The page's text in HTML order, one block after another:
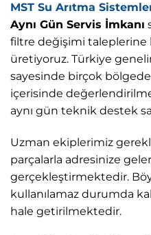
MST Su Arıtma
Aynı Gün Servis İmkanı
filtre değişimi taleplerine
üretiyoruz. Türkiye
sayesinde birçok
içerisinde
aynı gün teknik destek
Uzman ekiplerimiz
parçalarla adresinize
gerçekleştirmektedir.
kullanılamaz durumda
hale getirilmektedir.